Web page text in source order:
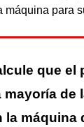
para
que el
mayoría de
la máquina